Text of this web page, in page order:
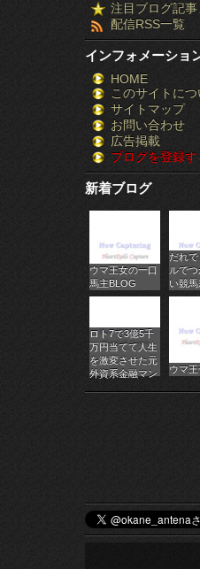
注目ブログ記事
配信RSS一覧
インフォメーショ
HOME
このサイトにつ
サイトマップ
お問い合わせ
広告掲載
ブログを登録す
新着ブログ
ウマ王女の一口
馬主BLOG
だれで
ルでつ
い競馬
ロト7で3億5千
万円当てて人生
を激変させた元
外資系金融マン
ウマ